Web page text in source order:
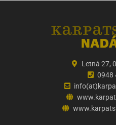
Letná 27,
0948